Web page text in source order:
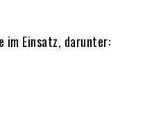
im Einsatz, darunter: